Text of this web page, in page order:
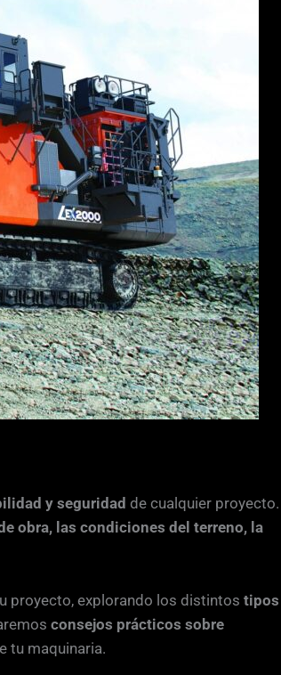
y seguridad de cualquier proyecto.
obra, las condiciones del terreno, la
proyecto, explorando los distintos tipos
consejos prácticos sobre
tu maquinaria.